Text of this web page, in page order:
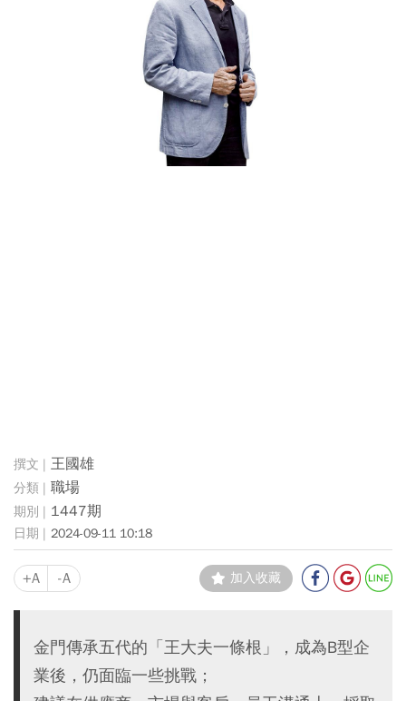
王國雄
職場
1447期
2024-09-11 10:18
+A -A 加入收藏
金門傳承五代的「王大夫一條根」，成為B型企
業後，仍面臨一些挑戰；